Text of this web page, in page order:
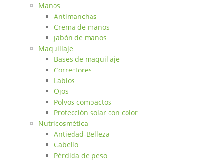
Manos
Antimanchas
Crema de manos
Jabón de manos
Maquillaje
Bases de maquillaje
Correctores
Labios
Ojos
Polvos compactos
Protección solar con color
Nutricosmética
Antiedad-Belleza
Cabello
Pérdida de peso